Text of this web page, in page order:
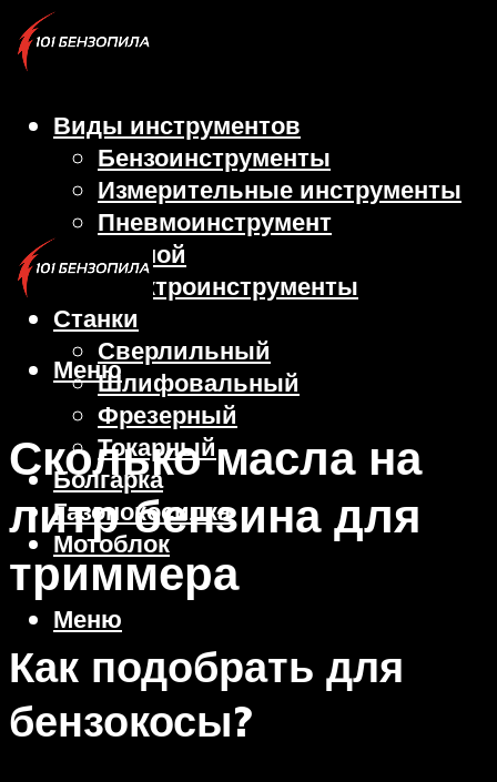
Виды инструментов
Бензоинструменты
Измерительные инструменты
Пневмоинструмент
Ручной
Электроинструменты
Станки
Сверлильный
Шлифовальный
Фрезерный
Токарный
Болгарка
Газонокосилка
Мотоблок
Меню
Меню
Сколько масла на
литр бензина для
триммера
Как подобрать для
бензокосы?